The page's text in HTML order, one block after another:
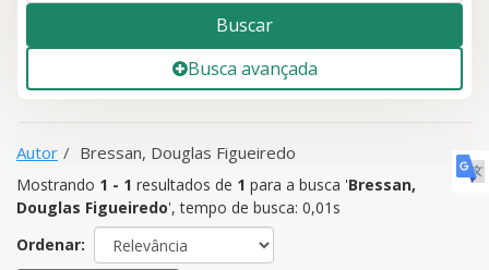
Buscar
Busca avançada
Autor Bressan, Douglas Figueiredo
Mostrando 1 - 1 resultados de 1 para a busca 'Bressan,
Douglas Figueiredo', tempo de busca: 0,01s
Ordenar: